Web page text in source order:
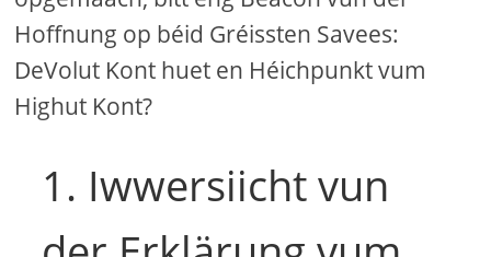
Hoffnung op béid Gréissten Savees:
DeVolut Kont huet en Héichpunkt vum
Highut Kont?
1. Iwwersiicht vun